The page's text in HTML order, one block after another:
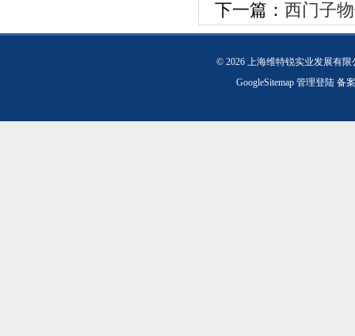
下一篇： 西门子
© 2026 上海维特锐实业发展有
GoogleSitemap 管理登陆 备